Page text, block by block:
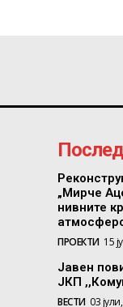
„Мирче
нивните
ПРОЕКТИ 15
Јавен
ЈКП
ВЕСТИ 03